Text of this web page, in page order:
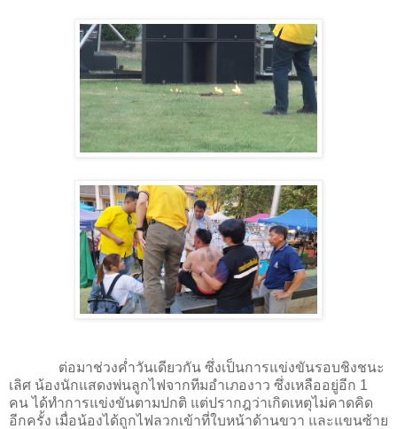
ต่อมาช่วงค่ำวันเดียวกัน ซึ่งเป็นการแข่งขันรอบชิงชนะ
เลิศ น้องนักแสดงพ่นลูกไฟจากทีมอำเภองาว ซึ่งเหลืออยู่อีก 1
คน ได้ทำการแข่งขันตามปกติ แต่ปรากฎว่าเกิดเหตุไม่คาดคิด
อีกครั้ง เมื่อน้องได้ถูกไฟลวกเข้าที่ใบหน้าด้านขวา และแขนซ้าย